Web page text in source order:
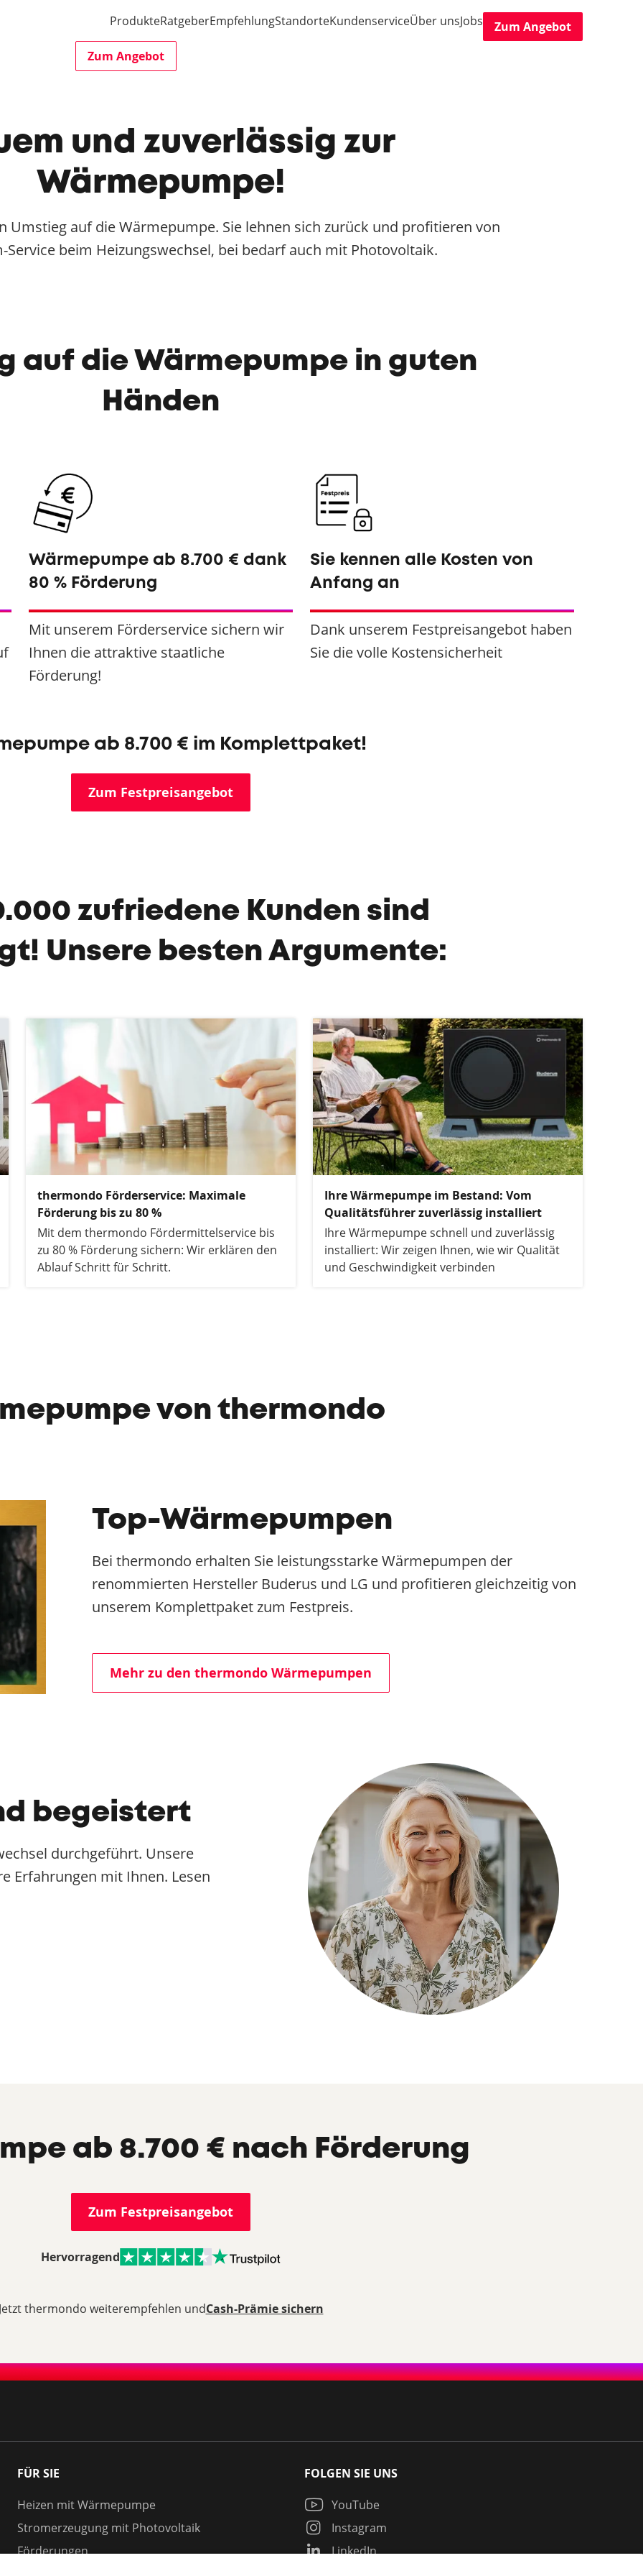
ProdukteRatgeberEmpfehlungStandorteKundenserviceÜber unsJobs
Zum Angebot
Zum Angebot
und zuverlässig zur
Wärmepumpe!
auf die Wärmepumpe. Sie lehnen sich zurück und profitieren von
Service beim Heizungswechsel, bei bedarf auch mit Photovoltaik.
auf die Wärmepumpe in guten
Händen
Wärmepumpe ab 8.700 € dank
80 % Förderung
Mit unserem Förderservice sichern wir
Ihnen die attraktive staatliche
Förderung!
Sie kennen alle Kosten von
Anfang an
Dank unserem Festpreisangebot haben
Sie die volle Kostensicherheit
ab 8.700 € im Komplettpaket!
Zum Festpreisangebot
zufriedene Kunden sind
Unsere besten Argumente:
thermondo Förderservice: Maximale
Förderung bis zu 80 %
Mit dem thermondo Fördermittelservice bis
zu 80 % Förderung sichern: Wir erklären den
Ablauf Schritt für Schritt.
Ihre Wärmepumpe im Bestand: Vom
Qualitätsführer zuverlässig installiert
Ihre Wärmepumpe schnell und zuverlässig
installiert: Wir zeigen Ihnen, wie wir Qualität
und Geschwindigkeit verbinden
von thermondo
Top-Wärmepumpen
Bei thermondo erhalten Sie leistungsstarke Wärmepumpen der
renommierten Hersteller Buderus und LG und profitieren gleichzeitig von
unserem Komplettpaket zum Festpreis.
Mehr zu den thermondo Wärmepumpen
begeistert
durchgeführt. Unsere
Erfahrungen mit Ihnen. Lesen
ab 8.700 € nach Förderung
Zum Festpreisangebot
Hervorragend
thermondo weiterempfehlen undCash-Prämie sichern
FÜR SIE
Heizen mit Wärmepumpe
Stromerzeugung mit Photovoltaik
Förderungen
FOLGEN SIE UNS
YouTube
Instagram
LinkedIn